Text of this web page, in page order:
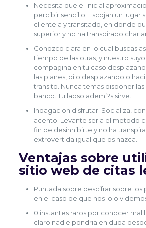
Necesita que el inicial
percibir sencillo. Escojan un lugar
clientela y transitado, en donde
superior y no ha transpirado
Conozco clara en lo cual buscas
tiempo de las otras, y nuestro
compagina en tu caso
las planes, dilo desplazandolo
transito. Nunca temas disponer las
banco. Tu lapso ademi?s sirve.
Indagacion disfrutar. Socializa,
acento. Levante seri­a el metodo
fin de desinhibirte y no ha
extrovertida igual que os nazca.
Ventajas sobre
sitio web de citas
Puntada sobre descifrar sobre los
en el caso de que nos lo
0 instantes raros por conocer mal
claro nadie pondri­a en duda